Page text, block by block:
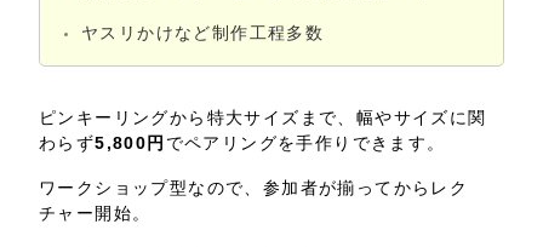
ヤスリかけなど制作工程多数
ピンキーリングから特大サイズまで、幅やサイズに関
わらず5,800円 でペアリングを手作りできます。
ワークショップ型なので、参加者が揃ってからレク
チャー開始。